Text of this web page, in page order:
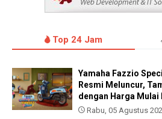
Top 24 Jam
Yamaha Fazzio
Resmi Meluncur,
dengan Harga Mulai
Rabu, 05 Agustus